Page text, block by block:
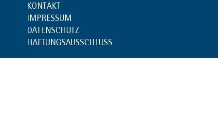
KONTAKT
IMPRESSUM
DATENSCHUTZ
HAFTUNGSAUSSCHLUSS